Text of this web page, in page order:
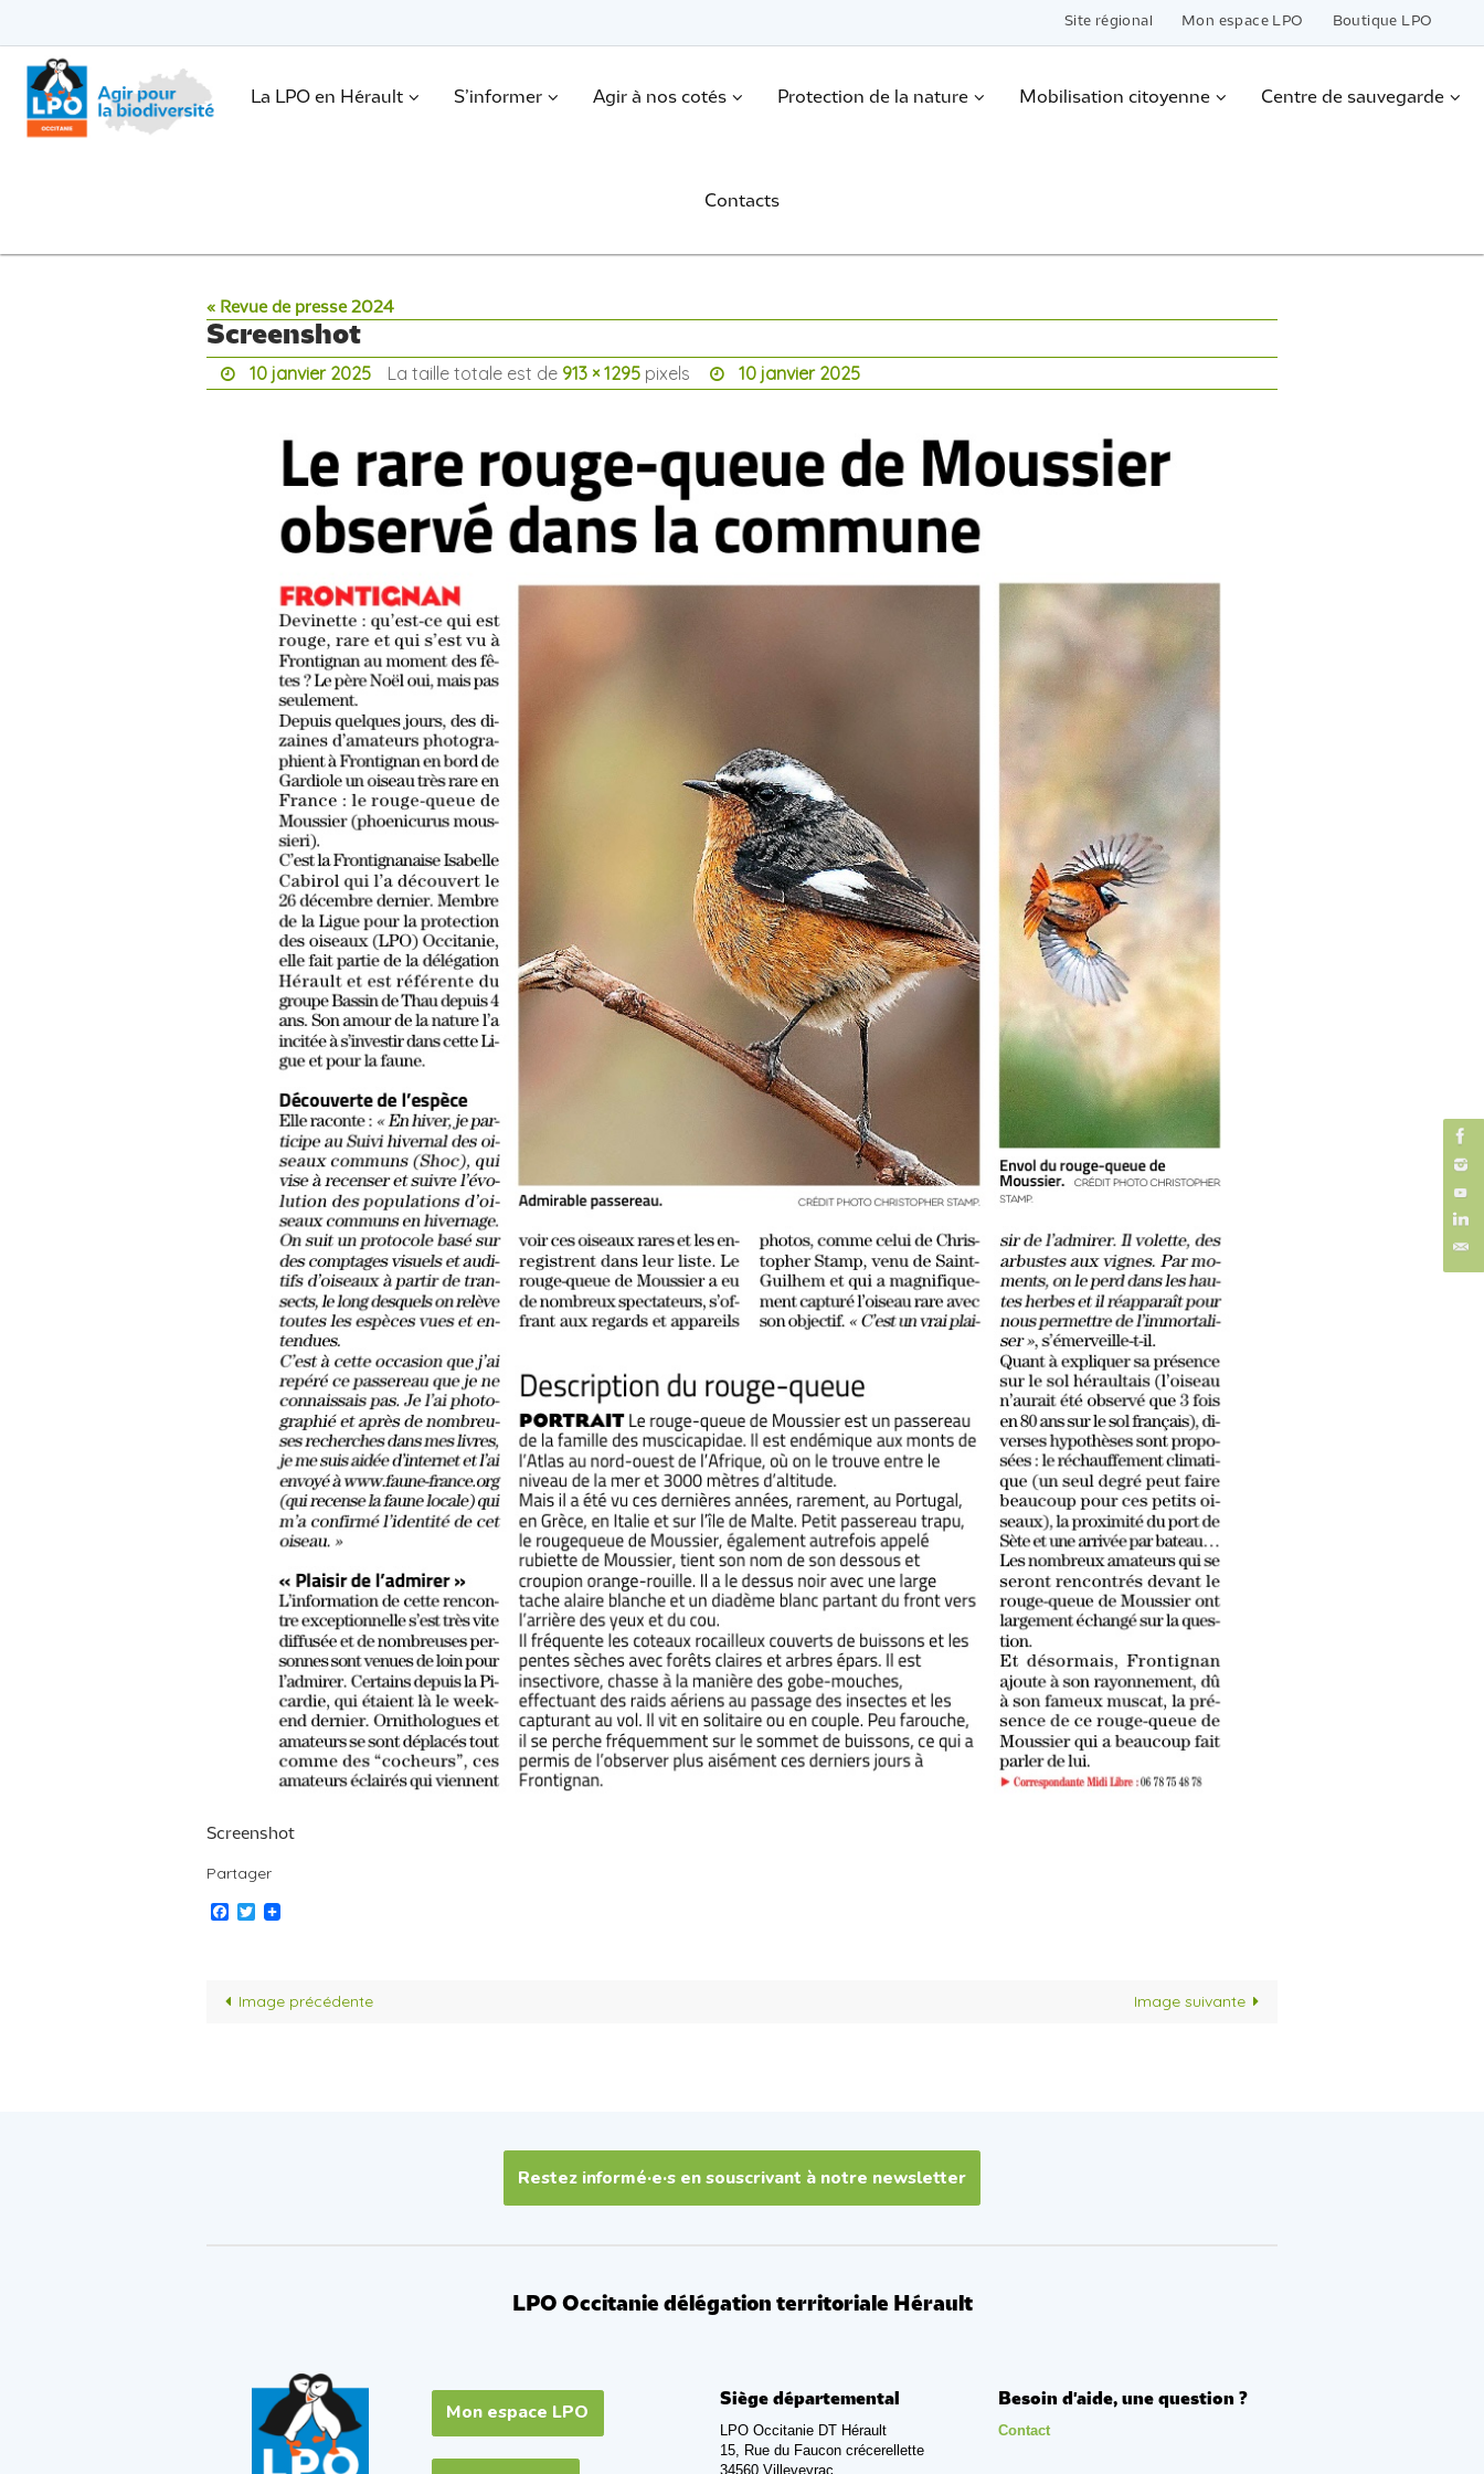
le
contenu
Site régional Mon espace LPO Boutique LPO
Passer
contenu
. La LPO en Hérault S’informer Agir à nos cotés Protection de la nature Mobilisation citoyenne Centre de sauvegarde
Contacts
« Revue de presse 2024
Screenshot
10 janvier 2025 La taille totale est de 913 × 1295pixels 10 janvier 2025
Screenshot
Partager
Facebook
Twitter
Image précédente Image suivante
Restez informé·e·s en souscrivant à notre newsletter
LPO Occitanie délégation territoriale Hérault
Mon espace LPO
Siège départemental
LPO Occitanie DT Hérault
15, Rue du Faucon crécerellette
34560 Villeveyrac
Besoin d'aide, une question ?
Contact